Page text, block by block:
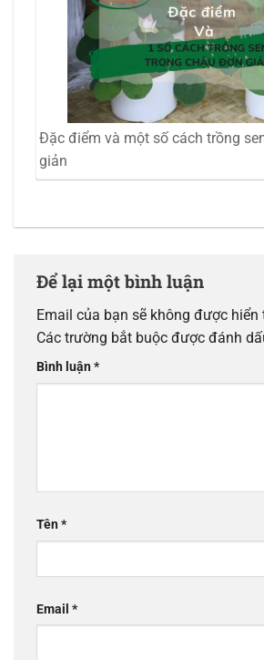
Đặc điểm và một số cách trồng
giản
Để lại một bình luận
Email của bạn sẽ không được hiển
Các trường bắt buộc được đánh
Bình luận*
Tên*
Email *